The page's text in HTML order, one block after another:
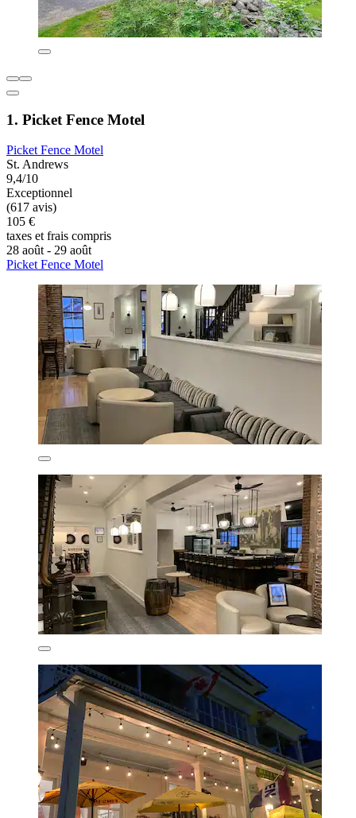
1. Picket Fence Motel
Picket Fence Motel
St. Andrews
9,4/10
Exceptionnel
(617 avis)
105 €
taxes et frais compris
28 août - 29 août
Picket Fence Motel